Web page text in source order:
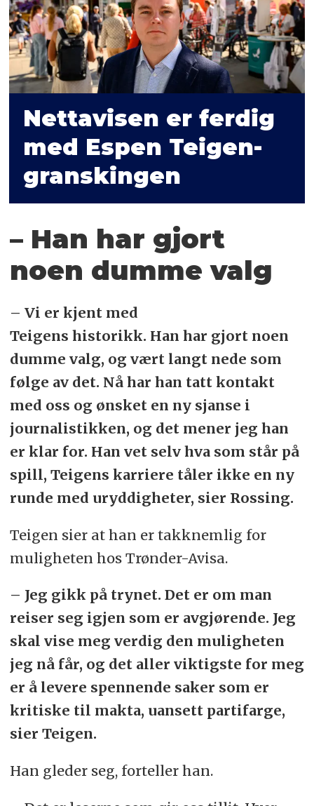
Nettavisen er ferdig
med Espen Teigen-
granskingen
– Han har gjort
noen dumme valg
– Vi er kjent med
Teigens historikk. Han har gjort noen
dumme valg, og vært langt nede som
følge av det. Nå har han tatt kontakt
med oss og ønsket en ny sjanse i
journalistikken, og det mener jeg han
er klar for. Han vet selv hva som står på
spill, Teigens karriere tåler ikke en ny
runde med uryddigheter, sier Rossing.
Teigen sier at han er takknemlig for
muligheten hos Trønder-Avisa.
– Jeg gikk på trynet. Det er om man
reiser seg igjen som er avgjørende. Jeg
skal vise meg verdig den muligheten
jeg nå får, og det aller viktigste for meg
er å levere spennende saker som er
kritiske til makta, uansett partifarge,
sier Teigen.
Han gleder seg, forteller han.